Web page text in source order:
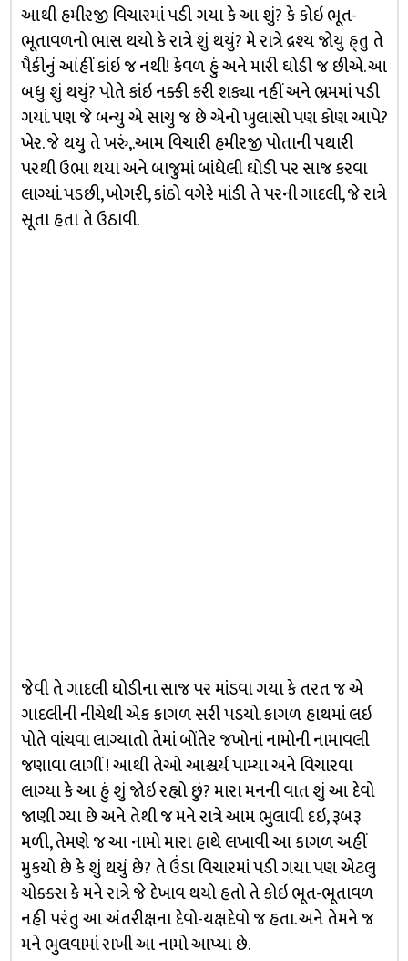
આથી હમીરજી વિચારમાં પડી ગયા કે આ શું? કે કોઇ ભૂત-
ભૂતાવળનો ભાસ થયો કે રાત્રે શું થયું? મે રાત્રે દ્રશ્ય જોયુ હ્તુ તે
પૈકીનું આંહીં કાંઇ જ નથી! કેવળ હું અને મારી ઘોડી જ છીએ. આ
બધુ શું થયું? પોતે કાંઇ નક્કી કરી શક્યા નહીં અને ભ્રમમાં પડી
ગયાં. પણ જે બન્યુ એ સાચુ જ છે એનો ખુલાસો પણ કોણ આપે?
ખેર. જે થયુ તે ખરું,.આમ વિચારી હમીરજી પોતાની પથારી
પરથી ઉભા થયા અને બાજુમાં બાંધેલી ઘોડી પર સાજ કરવા
લાગ્યાં. પડછી, ખોગરી, કાંઠો વગેરે માંડી તે પરની ગાદલી, જે રાત્રે
સૂતા હતા તે ઉઠાવી.
જેવી તે ગાદલી ઘોડીના સાજ પર માંડવા ગયા કે તરત જ એ
ગાદલીની નીચેથી એક કાગળ સરી પડયો. કાગળ હાથમાં લઇ
પોતે વાંચવા લાગ્યાતો તેમાં બોંતેર જખોનાં નામોની નામાવલી
જણાવા લાગીં ! આથી તેઓ આશ્ચર્ય પામ્યા અને વિચારવા
લાગ્યા કે આ હું શું જોઇ રહ્યો છું? મારા મનની વાત શું આ દેવો
જાણી ગ્યા છે અને તેથી જ મને રાત્રે આમ ભુલાવી દઇ, રૂબરૂ
મળી, તેમણે જ આ નામો મારા હાથે લખાવી આ કાગળ અહીં
મુકયો છે કે શું થયું છે? તે ઉંડા વિચારમાં પડી ગયા. પણ એટલુ
ચોક્ક્સ કે મને રાત્રે જે દેખાવ થયો હતો તે કોઇ ભૂત-ભૂતાવળ
નહી પરંતુ આ અંતરીક્ષના દેવો-યક્ષદેવો જ હતા. અને તેમને જ
મને ભુલવામાં રાખી આ નામો આપ્યા છે.